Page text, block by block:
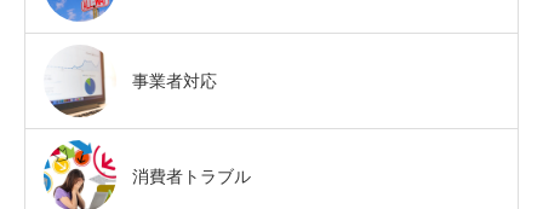
事業者対応
消費者トラブル